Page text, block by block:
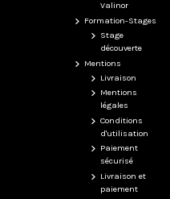
Valinor
Formation-Stages
Stage
découverte
Mentions
Livraison
Mentions
légales
Conditions
d'utilisation
Paiement
sécurisé
Livraison et
paiement